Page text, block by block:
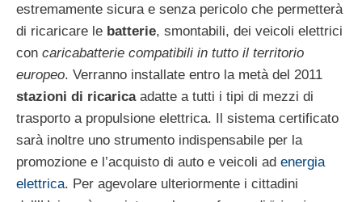
estremamente sicura e senza pericolo che permetterà
di ricaricare le batterie, smontabili, dei veicoli elettrici
con caricabatterie compatibili in tutto il territorio
europeo. Verranno installate entro la metà del 2011
stazioni di ricaricaadatte a tutti i tipi di mezzi di
trasporto a propulsione elettrica. Il sistema certificato
sarà inoltre uno strumento indispensabile per la
promozione e l’acquisto di auto e veicoli ad energia
elettrica. Per agevolare ulteriormente i cittadini